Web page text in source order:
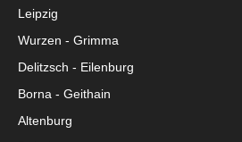
Leipzig
Wurzen - Grimma
Delitzsch - Eilenburg
Borna - Geithain
Altenburg